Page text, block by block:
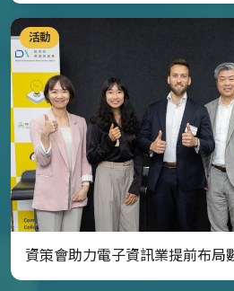
活動
資策會助力電子資訊業提前布局